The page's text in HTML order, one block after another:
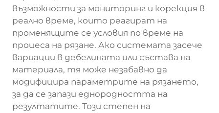
възможности за мониторинг и корекция в
реално време, които реагират на
променящите се условия по време на
процеса на рязане. Ако системата засече
вариации в дебелината или състава на
материала, тя може незабавно да
модифицира параметрите на рязането,
за да се запази еднородността на
резултатите. Този степен на